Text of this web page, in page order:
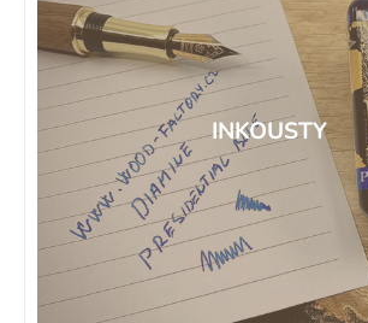
INKOUSTY